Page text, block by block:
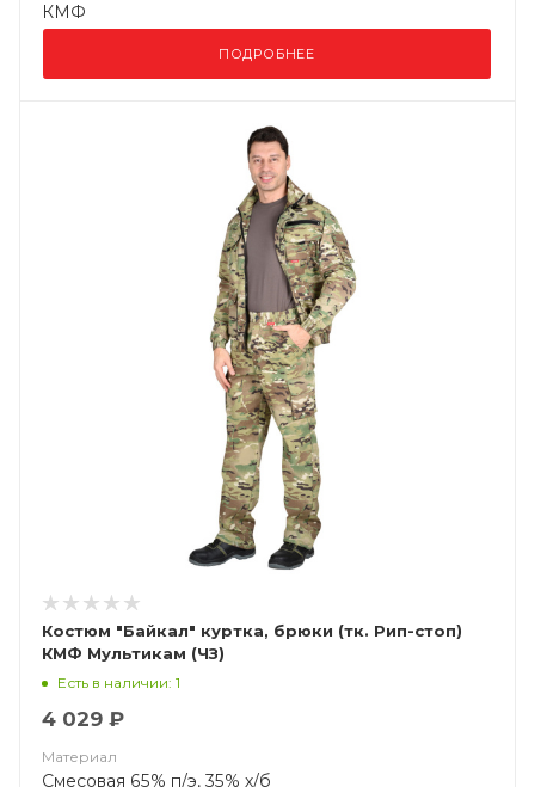
КМФ
ПОДРОБНЕЕ
Костюм "Байкал" куртка, брюки (тк. Рип-стоп)
КМФ Мультикам (ЧЗ)
Есть в наличии: 1
4 029 ₽
Материал
Смесовая 65% п/э, 35% х/б